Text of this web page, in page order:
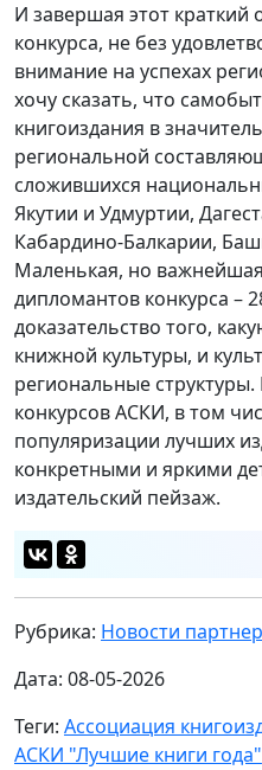
И завершая этот краткий
конкурса, не без
внимание на успехах
хочу сказать, что
книгоиздания в
региональной
сложившихся
Якутии и Удмуртии,
Кабардино-Балкарии,
Маленькая, но
дипломантов конкурса –
доказательство того,
книжной культуры, и
региональные
конкурсов АСКИ, в том
популяризации лучших
конкретными и яркими
издательский пейзаж.
Рубрика: Новости
Дата: 08-05-2026
Теги: Ассоциация
АСКИ "Лучшие книги года"